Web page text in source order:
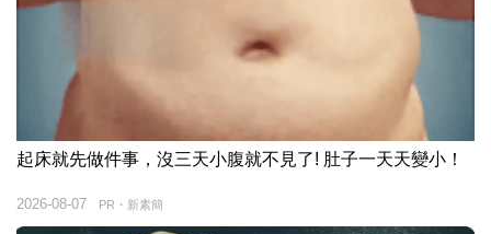
起床就先做件事，沒三天小腹就不見了! 肚子一天天變小！
PR・新素簡
2026-08-07